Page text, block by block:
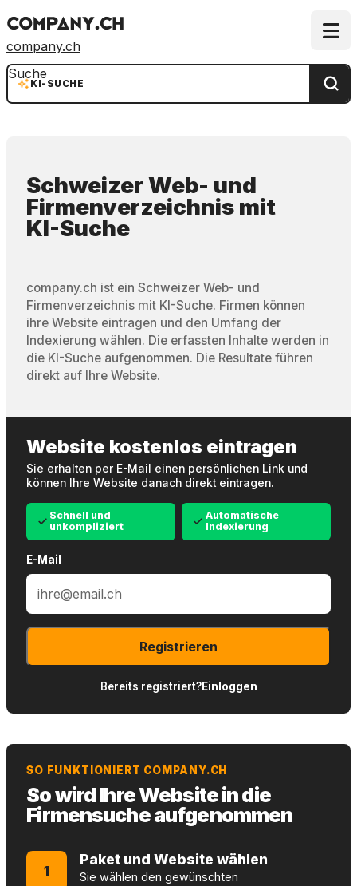
company.ch
KI-SUCHE
Suche
Schweizer Web- und
Firmenverzeichnis mit
KI-Suche
company.ch ist ein Schweizer Web- und
Firmenverzeichnis mit KI-Suche. Firmen können
ihre Website eintragen und den Umfang der
Indexierung wählen. Die erfassten Inhalte werden in
die KI-Suche aufgenommen. Die Resultate führen
direkt auf Ihre Website.
Website kostenlos eintragen
Sie erhalten per E-Mail einen persönlichen Link und
können Ihre Website danach direkt eintragen.
Schnell und
unkompliziert
Automatische
Indexierung
E-Mail
Registrieren
Bereits registriert?Einloggen
SO FUNKTIONIERT COMPANY.CH
So wird Ihre Website in die
Firmensuche aufgenommen
1
Paket und Website wählen
Sie wählen den gewünschten